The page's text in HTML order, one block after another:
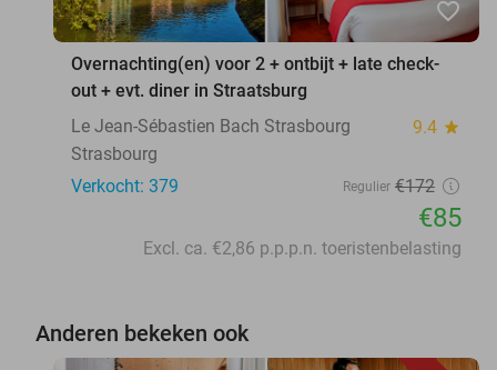
favorite_border
Overnachting(en) voor 2 + ontbijt + late check-
out + evt. diner in Straatsburg
Le Jean-Sébastien Bach Strasbourg
9.4 star
Strasbourg
Verkocht: 379
Regulier €172
€85
Excl. ca. €2,86 p.p.p.n. toeristenbelasting
Anderen bekeken ook